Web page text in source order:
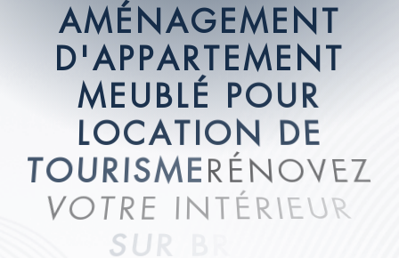
AMÉ NAGEME NT
D'APPARTEME NT
MEUBLÉ POUR
LOCATION DE
TOURISMERÉNOVEZ
VOTRE INTÉRIEUR
SU